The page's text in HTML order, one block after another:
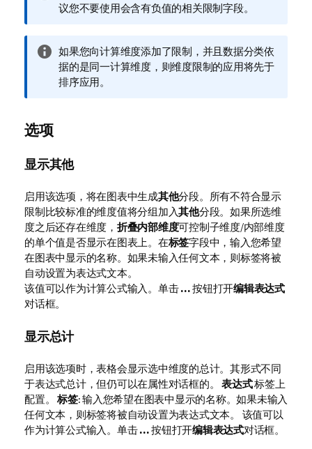
息
议您不要使用会含有负值的相关限制字段。
信
息
注
如果您向计算维度添加了限制，并且数据分类依
据的是同一计算维度，则维度限制的应用将先于
排序应用。
选项
显示其他
启用该选项，将在图表中生成其他分段。所有不符合显示
限制比较标准的维度值将分组加入其他分段。如果所选维
度之后还存在维度， 折叠内部维度可控制子维度/内部维度
的单个值是否显示在图表上。在标签字段中，输入您希望
在图表中显示的名称。如果未输入任何文本，则标签将被
自动设置为表达式文本。
该值可以作为计算公式输入。单击...按钮打开编辑表达式
对话框。
显示总计
启用该选项时，表格会显示选中维度的总计。其形式不同
于表达式总计，但仍可以在属性对话框的。 表达式标签上
配置。 标签: 输入您希望在图表中显示的名称。如果未输入
任何文本，则标签将被自动设置为表达式文本。 该值可以
作为计算公式输入。单击...按钮打开编辑表达式对话框。